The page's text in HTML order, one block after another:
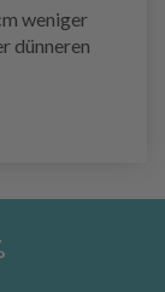
weniger
dünneren